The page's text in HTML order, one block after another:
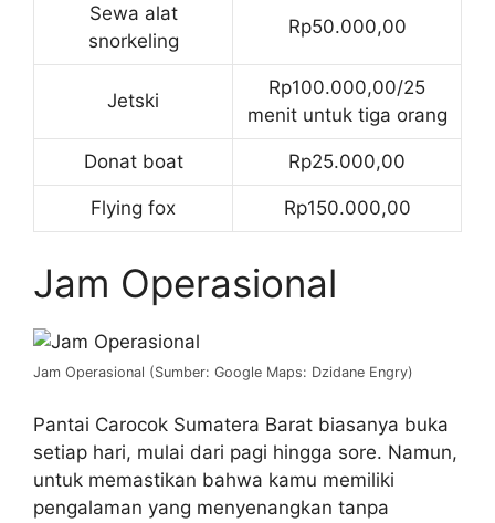
Sewa alat
snorkeling
Rp50.000,00
Jetski
Rp100.000,00/25
menit untuk tiga orang
Donat boat Rp25.000,00
Flying fox Rp150.000,00
Jam Operasional
Jam Operasional (Sumber: Google Maps: Dzidane Engry)
Pantai Carocok Sumatera Barat biasanya buka
setiap hari, mulai dari pagi hingga sore. Namun,
untuk memastikan bahwa kamu memiliki
pengalaman yang menyenangkan tanpa